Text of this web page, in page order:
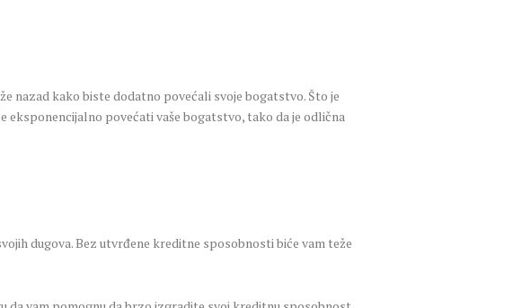
nazad kako biste dodatno povećali svoje bogatstvo. Što je
eksponencijalno povećati vaše bogatstvo, tako da je odlična
dugova. Bez utvrđene kreditne sposobnosti biće vam teže